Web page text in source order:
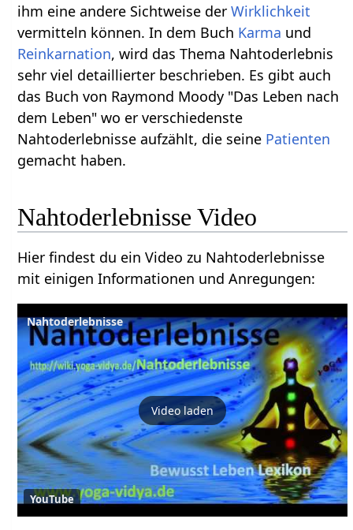
ihm eine andere Sichtweise derWirklichkeit
vermitteln können. In dem Buch Karma und
Reinkarnation, wird das Thema Nahtoderlebnis
sehr viel detaillierter beschrieben. Es gibt auch
das Buch von Raymond Moody "Das Leben nach
dem Leben" wo er verschiedenste
Nahtoderlebnisse aufzählt, die seine Patienten
gemacht haben.
Nahtoderlebnisse Video
Hier findest du ein Video zu Nahtoderlebnisse
mit einigen Informationen und Anregungen:
Nahtoderlebnisse
Video laden
YouTube